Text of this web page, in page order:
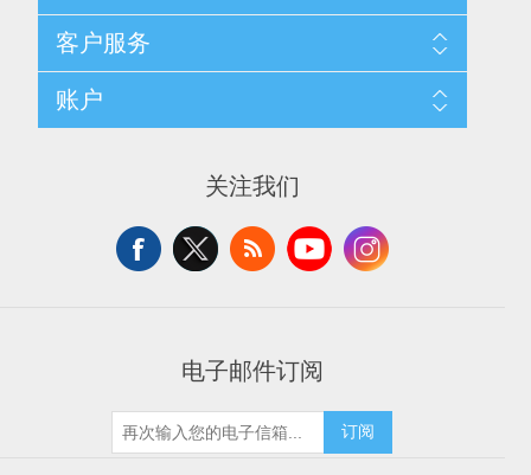
配送与退换政策
隐私条款
关于我们
客户服务
新闻
博客
账户
关注我们
电子邮件订阅
订阅